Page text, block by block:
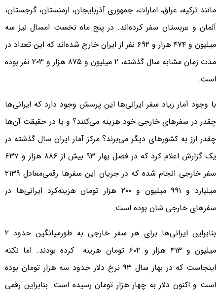
مانند ترکیه، عراق، امارات، جمهوری آذربایجان، ارمنستان، گرجستان،
آلمان و عربستان سفر کرده‌اند. در پنج ماه نخست امسال نیز سه
میلیون و ۴۷۴ هزار و ۶۹۲ نفر از ایران خارج شده‌اند که این تعداد در
مدت زمان مشابه سال گذشته، ۲ میلیون و ۸۷۵ هزار و ۲۰۳ نفر بوده
است.
با وجود آمار زیاد سفر ایرانی‌ها این پرسش وجود دارد که ایرانی‌ها
چقدر در سفرهای خارجی خود هزینه می‌کنند؟ و یا در حقیقت آن‌ها
چقدر ارز به کشورهای دیگر می‌برند؟ مرکز آمار ایران سال گذشته در
یک گزارش اعلام کرد که در فصل بهار ۹۳ بیش از ۸۸۶ هزار و ۶۳۷
سفر خارجی انجام شده که در جریان این سفرها رقمی‌معادل ۲۱۳۹
میلیارد و ۹۹۱ میلیون و ۲۰۰ هزار تومان هزینه‌کرد ایرانی‌ها در
سفرهای خارجی شان بوده است.
بنابراین ایرانی‌ها برای هر سفر خارجی به طورمیانگین حدود ۲
میلیون و ۴۱۳ هزار و ۶۰۴ تومان هزینه کرده بودند. اما نکته
اینجاست که در بهار سال ۹۳ نرخ دلار حدود سه هزار تومان بوده
است و اکنون دلار به چهار هزار تومان رسیده است. بنابراین رقمی‌